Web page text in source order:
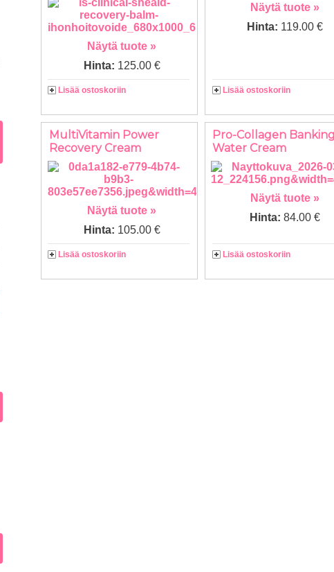
Näytä tuote »
Hinta: 125.00 €
Lisää ostoskoriin
Näytä tuote »
Hinta: 119.00 €
Lisää ostoskoriin
MultiVitamin Power
Recovery Cream
Näytä tuote »
Hinta: 105.00 €
Lisää ostoskoriin
Pro-Collagen
Water Cream
Näytä tuote »
Hinta: 84.00 €
Lisää ostoskoriin